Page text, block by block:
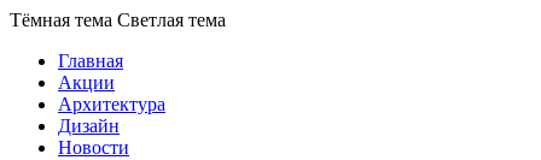
Тёмная тема Светлая тема
Главная
Акции
Архитектура
Дизайн
Новости